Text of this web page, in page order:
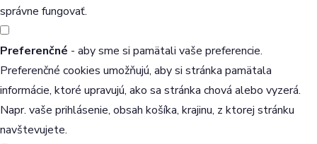
správne fungovať.
Preferenčné - aby sme si pamätali vaše preferencie.
Preferenčné cookies umožňujú, aby si stránka pamätala
informácie, ktoré upravujú, ako sa stránka chová alebo vyzerá.
Napr. vaše prihlásenie, obsah košíka, krajinu, z ktorej stránku
navštevujete.